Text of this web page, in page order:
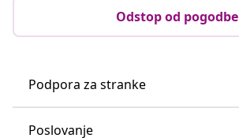
Odstop od pogodbe
Podpora za stranke
Poslovanje